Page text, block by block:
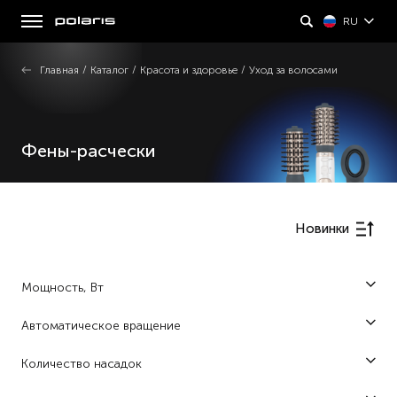
RU
Главная / Каталог / Красота и здоровье / Уход за волосами
Фены-расчески
Новинки
Мощность, Вт
Автоматическое вращение
Количество насадок